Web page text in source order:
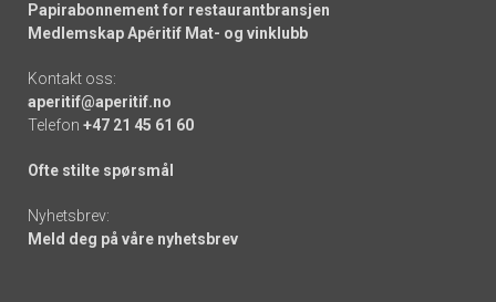
Papirabonnement for restaurantbransjen
Medlemskap Apéritif Mat- og vinklubb
Kontakt oss:
aperitif@aperitif.no
Telefon +47 21 45 61 60
Ofte stilte spørsmål
Nyhetsbrev:
Meld deg på våre nyhetsbrev